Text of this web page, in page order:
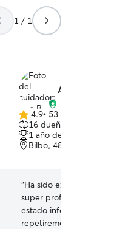
1 / 1
Ane B.
4.9
de
5
estrellas
4.9• 53 reseñas
16 dueños que repiten
1 año de experiencia
Bilbo, 48014
“Ha sido extraordinaria,
super profesional En
estado informando sobre
repetiremos!!! Para bimba